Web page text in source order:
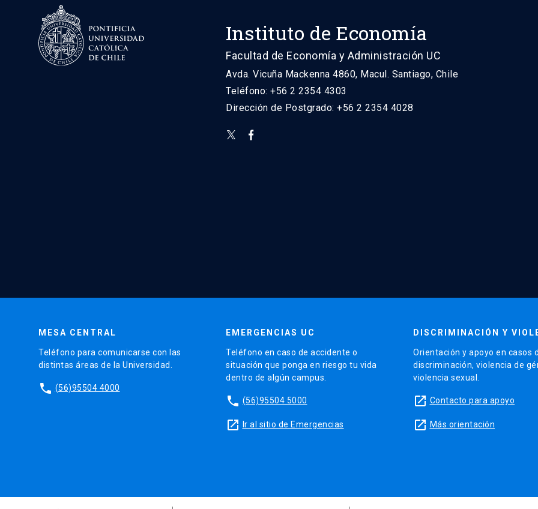
Instituto de Economía
Facultad de Economía y Administración UC
Avda. Vicuña Mackenna 4860, Macul. Santiago, Chile
Teléfono: +56 2 2354 4303
Dirección de Postgrado: +56 2 2354 4028
MESA CENTRAL
Teléfono para comunicarse con las
distintas áreas de la Universidad.
phone (56)95504 4000
EMERGENCIAS UC
Teléfono en caso de accidente o
situación que ponga en riesgo tu vida
dentro de algún campus.
phone (56)95504 5000
launch Ir al sitio de Emergencias
DISCRIMINACIÓN Y
Orientación y apoyo en casos
discriminación, violencia de
violencia sexual.
launch Contacto para apoyo
launch Más orientación